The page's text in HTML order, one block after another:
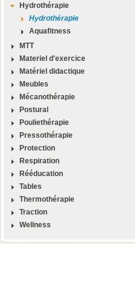
Hydrothérapie
Hydrothérapie
Aquafitness
MTT
Materiel d'exercice
Matériel didactique
Meubles
Mécanothérapie
Postural
Pouliethérapie
Pressothérapie
Protection
Respiration
Rééducation
Tables
Thermothérapie
Traction
Wellness